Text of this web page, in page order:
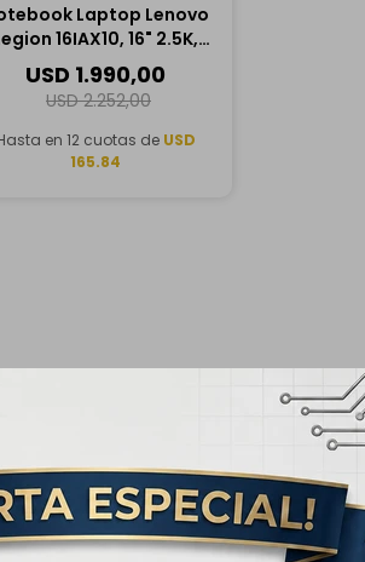
Laptop Lenovo
16IAX10, 16" 2.5K,
Intel Core Ultra 9 275HX,
RAM, 1TB SSD, NVIDIA
GeForce RTX 5060 8GB
USD 1.990,00
USD 2.252,00
en 12 cuotas de USD
165.84